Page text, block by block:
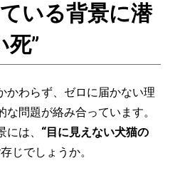
いる背景に潜
死”
かわらず、ゼロに届かない理
問題が絡み合っています。
は、 “目に見えない犬猫の
じでしょうか。